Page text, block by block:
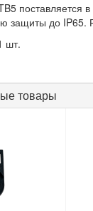
поставляется
защиты до IP65.
шт.
товары